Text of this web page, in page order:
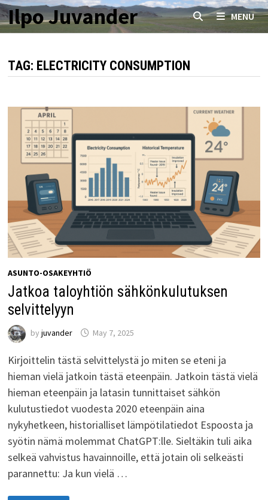
Skip
toIlpo Juvander MENU
TAG: ELECTRICITY CONSUMPTION
ASUNTO-OSAKEYHTIÖ
Jatkoa taloyhtiön sähkönkulutuksen
selvittelyyn
by juvander May 7, 2025
Kirjoittelin tästä selvittelystä jo miten se eteni ja
hieman vielä jatkoin tästä eteenpäin. Jatkoin tästä vielä
hieman eteenpäin ja latasin tunnittaiset sähkön
kulutustiedot vuodesta 2020 eteenpäin aina
nykyhetkeen, historialliset lämpötilatiedot Espoosta ja
syötin nämä molemmat ChatGPT:lle. Sieltäkin tuli aika
selkeä vahvistus havainnoille, että jotain oli selkeästi
parannettu: Ja kun vielä …